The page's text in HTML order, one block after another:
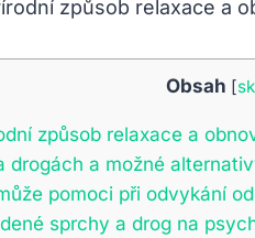
Obsah [
způsob relaxace a
drogách a možné
pomoci při odvykání
sprchy a drog na